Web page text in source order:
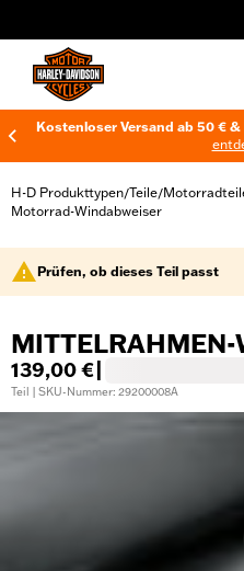
Kostenloser Versand ab 50 €
H-D Produkttypen/Teile/
Motorrad-Windabweiser
Prüfen, ob dieses Teil passt
139,00 €
Teil | SKU-Nummer: 29200008A